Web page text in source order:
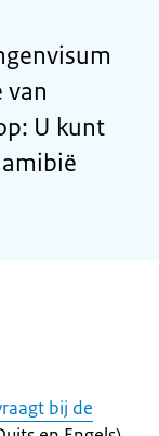
van
U kunt
bij de